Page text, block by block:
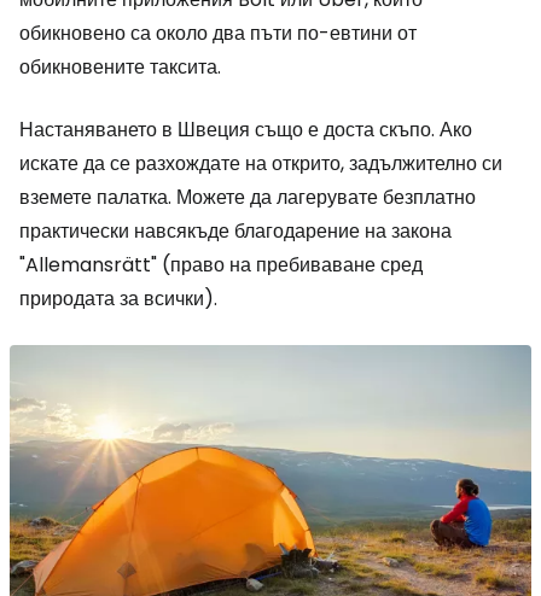
обикновено са около два пъти по-евтини от
обикновените таксита.
Настаняването в Швеция също е доста скъпо. Ако
искате да се разхождате на открито, задължително си
вземете палатка. Можете да лагерувате безплатно
практически навсякъде благодарение на закона
"Allemansrätt" (право на пребиваване сред
природата за всички).